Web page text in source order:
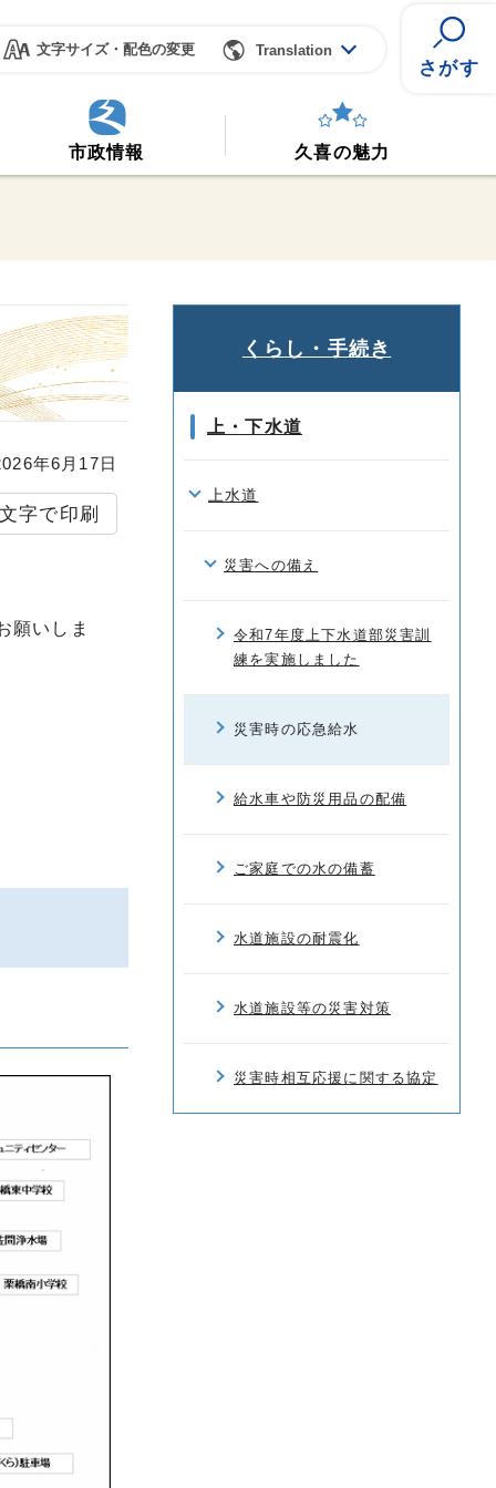
文字サイズ・配色の変更 Translation
さがす
市政情報 久喜の魅力
年6月17日
字で印刷
願いしま
くらし・手続き
上・下水道
上水道
災害への備え
令和7年度上下水道部災害訓
練を実施しました
災害時の応急給水
給水車や防災用品の配備
ご家庭での水の備蓄
水道施設の耐震化
水道施設等の災害対策
災害時相互応援に関する協定